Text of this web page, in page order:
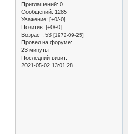
Приглашений: 0
Сообщений: 1285
Уважение: [+0/-0]
Позитив: [+0/-0]
Возраст: 53 [1972-09-25]
Провел на форуме:
23 минуты
Последний визит:
2021-05-02 13:01:28